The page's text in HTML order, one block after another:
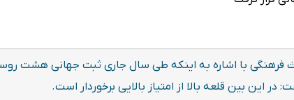
فرهنگی با اشاره به اینکه طی سال جاری ثبت جهانی هشت
این بین قلعه بالا از امتیاز بالایی برخوردار است.